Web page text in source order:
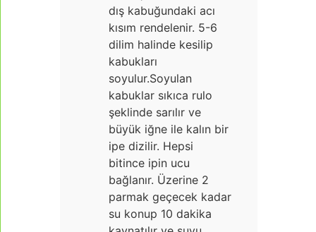
dış kabuğundaki acı
kısım rendelenir. 5-6
dilim halinde kesilip
kabukları
soyulur.Soyulan
kabuklar sıkıca rulo
şeklinde sarılır ve
büyük iğne ile kalın bir
ipe dizilir. Hepsi
bitince ipin ucu
bağlanır. Üzerine 2
parmak geçecek kadar
su konup 10 dakika